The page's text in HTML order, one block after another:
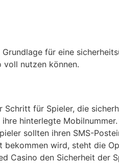
für eine
voll nutzen können.
für Spieler, die
hinterlegte
sollten ihren SMS-
wird, steht die
Casino den Sicherheit der